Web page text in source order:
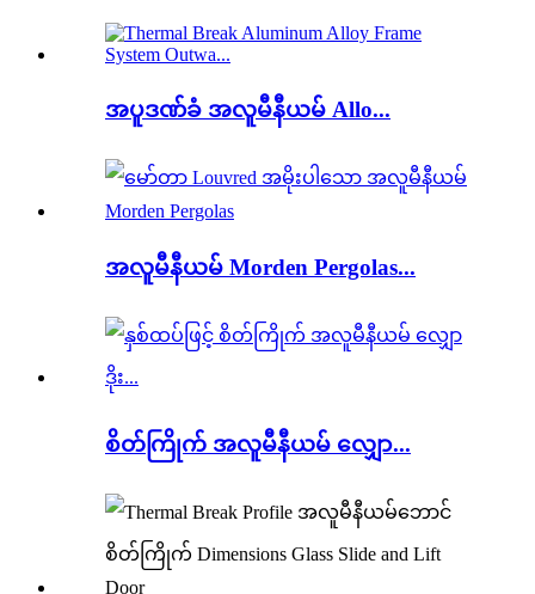
အပူဒဏ်ခံ အလူမီနီယမ် Allo...
အလူမီနီယမ် Morden Pergolas...
စိတ်ကြိုက် အလူမီနီယမ် လျှော...